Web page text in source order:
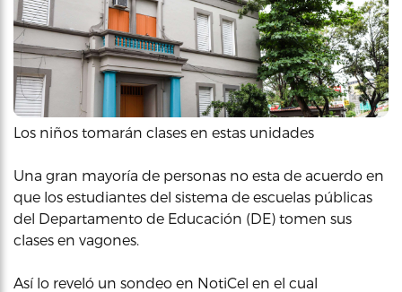
Los niños tomarán clases en estas unidades
Una gran mayoría de personas no esta de acuerdo en
que los estudiantes del sistema de escuelas públicas
del Departamento de Educación (DE) tomen sus
clases en vagones.
Así lo reveló un sondeo en NotiCel en el cual